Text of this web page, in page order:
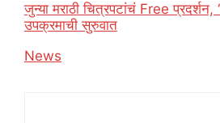
जुन्या मराठी चित्रपटांचं Free प्रदर्शन,
उपक्रमाची सुरुवात
In relation to
News